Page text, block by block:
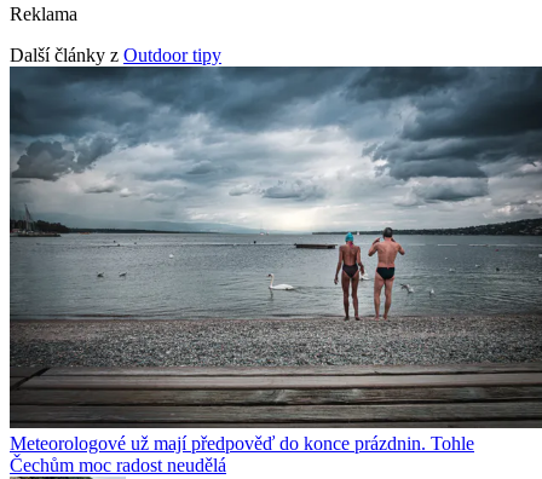
Reklama
Další články z Outdoor tipy
Meteorologové už mají předpověď do konce prázdnin. Tohle
Čechům moc radost neudělá